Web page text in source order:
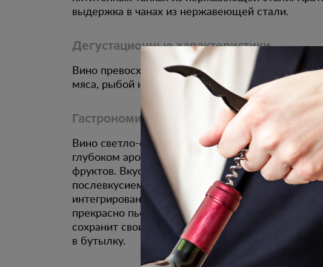
выдержка в чанах из нержавеющей стали.
Дегустационные характеристики
Вино превосходно будет сочетаться с блюдами
мяса, рыбой на гриле.
Гастрономическое сочетание
Вино светло-соломенного цвета. В
глубоком аромате тона цветов, полевых трав,
фруктов. Вкус травянисто-медовый, с цветочным
послевкусием. Достаточно высокая кислотность,
интегрирована в вино, вкус чистый, свежий,
прекрасно пьётся в молодом возрасте, а также,
сохранит свои качества в течение 3 - 4 лет с
в бутылку.